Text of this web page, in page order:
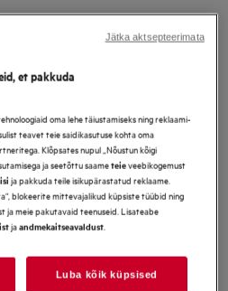
to zoom
59.6
SprayZone
intensiivset veejuga SprayZone alal.
ühendusega QuickSelecti kaudu.
et pakkuda
oma lehe täiustamiseks ning reklaami-
teavet teie saidikasutuse kohta oma
Klõpsates nupul „Nõustun kõigi
ja seetõttu saameteieveebikogemust
ja pakkuda teile isikupärastatud reklaame.
blokeerite mittevajalikud küpsiste tüübid ning
ja meie pakutavaid teenuseid. Lisateabe
jaandmekaitseavaldust.
Luba kõik küpsised
Jätka aktsepteerimata